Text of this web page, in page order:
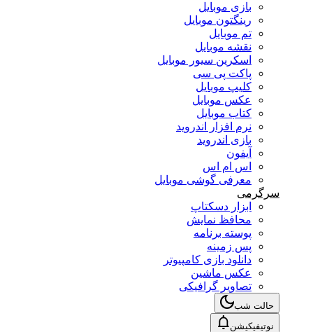
بازی موبایل
رینگتون موبایل
تم موبایل
نقشه موبایل
اسکرین سیور موبایل
پاکت پی سی
کلیپ موبایل
عکس موبایل
کتاب موبایل
نرم افزار اندروید
بازی اندروید
آیفون
اس ام اس
معرفی گوشی موبایل
سرگرمی
ابزار دسکتاپ
محافظ نمایش
پوسته برنامه
پس زمینه
دانلود بازی کامپیوتر
عکس ماشین
تصاویر گرافیکی
حالت شب
نوتیفیکیشن